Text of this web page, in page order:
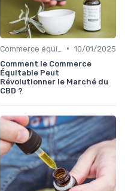
• 10/01/2025
Comment le Commerce
Équitable Peut
Révolutionner le Marché du
CBD ?